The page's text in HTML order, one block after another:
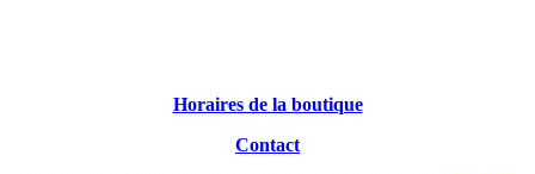
Horaires de la boutique
Contact